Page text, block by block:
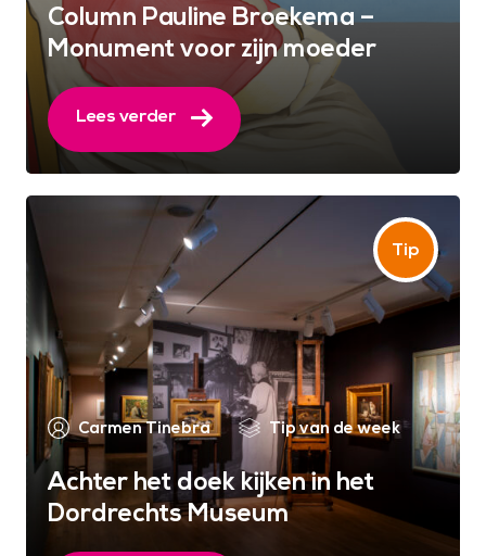
Column Pauline Broekema –
Monument voor zijn moeder
Lees verder
Carmen Tinebra Tip van de week
Achter het doek kijken in het
Dordrechts Museum